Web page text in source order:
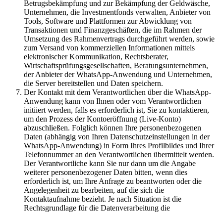
Betrugsbekämpfung und zur Bekämpfung der Geldwäsche,
Unternehmen, die Investmentfonds verwalten, Anbieter von
Tools, Software und Plattformen zur Abwicklung von
Transaktionen und Finanzgeschäften, die im Rahmen der
Umsetzung des Rahmenvertrags durchgeführt werden, sowie
zum Versand von kommerziellen Informationen mittels
elektronischer Kommunikation, Rechtsberater,
Wirtschaftsprüfungsgesellschaften, Beratungsunternehmen,
der Anbieter der WhatsApp-Anwendung und Unternehmen,
die Server bereitstellen und Daten speichern.
Der Kontakt mit dem Verantwortlichen über die WhatsApp-
Anwendung kann von Ihnen oder vom Verantwortlichen
initiiert werden, falls es erforderlich ist, Sie zu kontaktieren,
um den Prozess der Kontoeröffnung (Live-Konto)
abzuschließen. Folglich können Ihre personenbezogenen
Daten (abhängig von Ihren Datenschutzeinstellungen in der
WhatsApp-Anwendung) in Form Ihres Profilbildes und Ihrer
Telefonnummer an den Verantwortlichen übermittelt werden.
Der Verantwortliche kann Sie nur dann um die Angabe
weiterer personenbezogener Daten bitten, wenn dies
erforderlich ist, um Ihre Anfrage zu beantworten oder die
Angelegenheit zu bearbeiten, auf die sich die
Kontaktaufnahme bezieht. Je nach Situation ist die
Rechtsgrundlage für die Datenverarbeitung die